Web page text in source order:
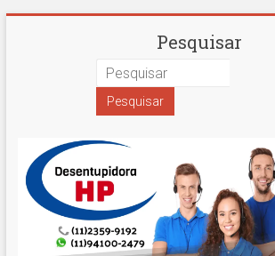
Desentupidora
Paulo
Hidro
Prime
Pesquisar